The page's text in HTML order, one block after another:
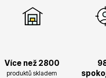
Květináče
Více než 2800
produktů skladem